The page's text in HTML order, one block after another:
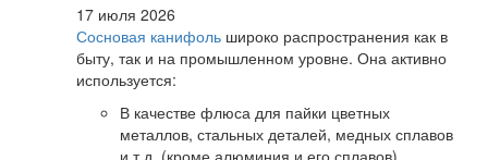
17 июля 2026
Сосновая канифоль широко распространения как в
быту, так и на промышленном уровне. Она активно
используется:
В качестве флюса для пайки цветных
металлов, стальных деталей, медных сплавов